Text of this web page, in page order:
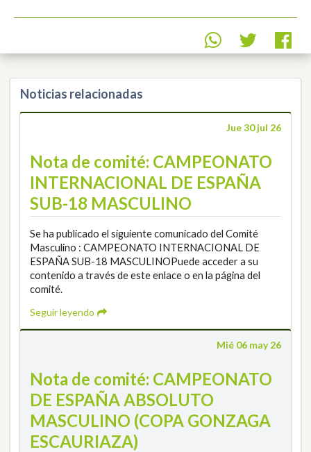
Noticias relacionadas
Jue 30 jul 26
Nota de comité: CAMPEONATO
INTERNACIONAL DE ESPAÑA
SUB-18 MASCULINO
Se ha publicado el siguiente comunicado del Comité
Masculino : CAMPEONATO INTERNACIONAL DE
ESPAÑA SUB-18 MASCULINOPuede acceder a su
contenido a través de este enlace o en la página del
comité.
Seguir leyendo
Mié 06 may 26
Nota de comité: CAMPEONATO
DE ESPAÑA ABSOLUTO
MASCULINO (COPA GONZAGA
ESCAURIAZA)